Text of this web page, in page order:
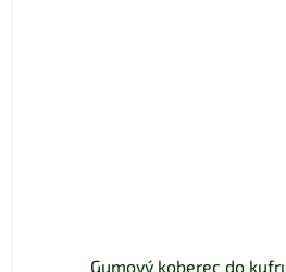
Gumový koberec do